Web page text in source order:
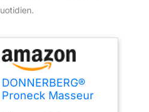
DONNERBERG®
Proneck Masseur